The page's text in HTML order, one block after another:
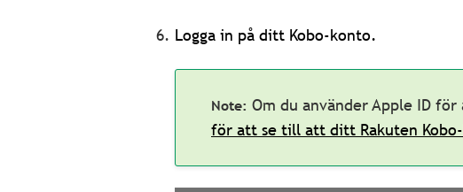
Logga in på ditt Kobo-konto.
Om du använder Apple ID
för att se till att ditt Rakuten